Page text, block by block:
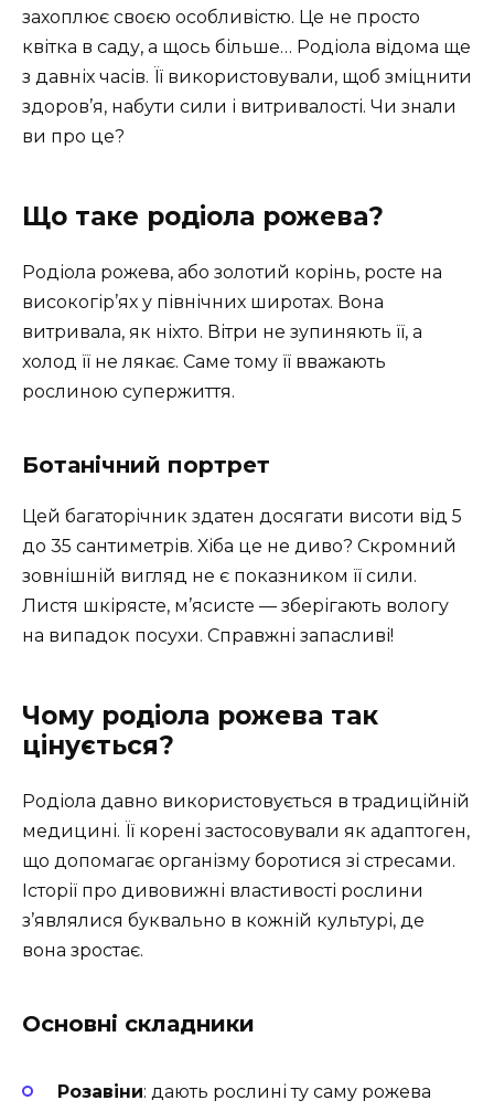
захоплює своєю особливістю. Це не просто
квітка в саду, а щось більше… Родіола відома ще
з давніх часів. Її використовували, щоб зміцнити
здоров’я, набути сили і витривалості. Чи знали
ви про це?
Що таке родіола рожева?
Родіола рожева, або золотий корінь, росте на
високогір’ях у північних широтах. Вона
витривала, як ніхто. Вітри не зупиняють її, а
холод її не лякає. Саме тому її вважають
рослиною супержиття.
Ботанічний портрет
Цей багаторічник здатен досягати висоти від 5
до 35 сантиметрів. Хіба це не диво? Скромний
зовнішній вигляд не є показником її сили.
Листя шкірясте, м’ясисте — зберігають вологу
на випадок посухи. Справжні запасливі!
Чому родіола рожева так
цінується?
Родіола давно використовується в традиційній
медицині. Її корені застосовували як адаптоген,
що допомагає організму боротися зі стресами.
Історії про дивовижні властивості рослини
з’являлися буквально в кожній культурі, де
вона зростає.
Основні складники
Розавіни: дають рослині ту саму рожева